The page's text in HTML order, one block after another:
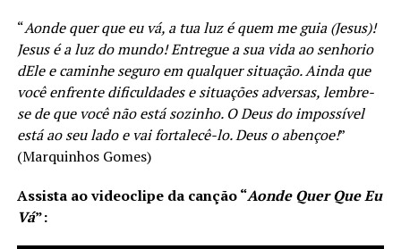
“Aonde quer que eu vá, a tua luz é quem me guia (Jesus)!
Jesus é a luz do mundo! Entregue a sua vida ao senhorio
dEle e caminhe seguro em qualquer situação. Ainda que
você enfrente dificuldades e situações adversas, lembre-
se de que você não está sozinho. O Deus do impossível
está ao seu lado e vai fortalecê-lo. Deus o abençoe!”
(Marquinhos Gomes)
Assista ao videoclipe da canção“Aonde Quer Que Eu
Vá”: